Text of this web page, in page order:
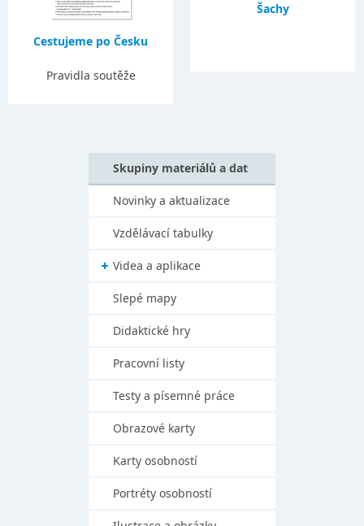
Cestujeme po Česku
Pravidla soutěže
Šachy
Skupiny materiálů a dat
Novinky a aktualizace
Vzdělávací tabulky
Videa a aplikace
Slepé mapy
Didaktické hry
Pracovní listy
Testy a písemné práce
Obrazové karty
Karty osobností
Portréty osobností